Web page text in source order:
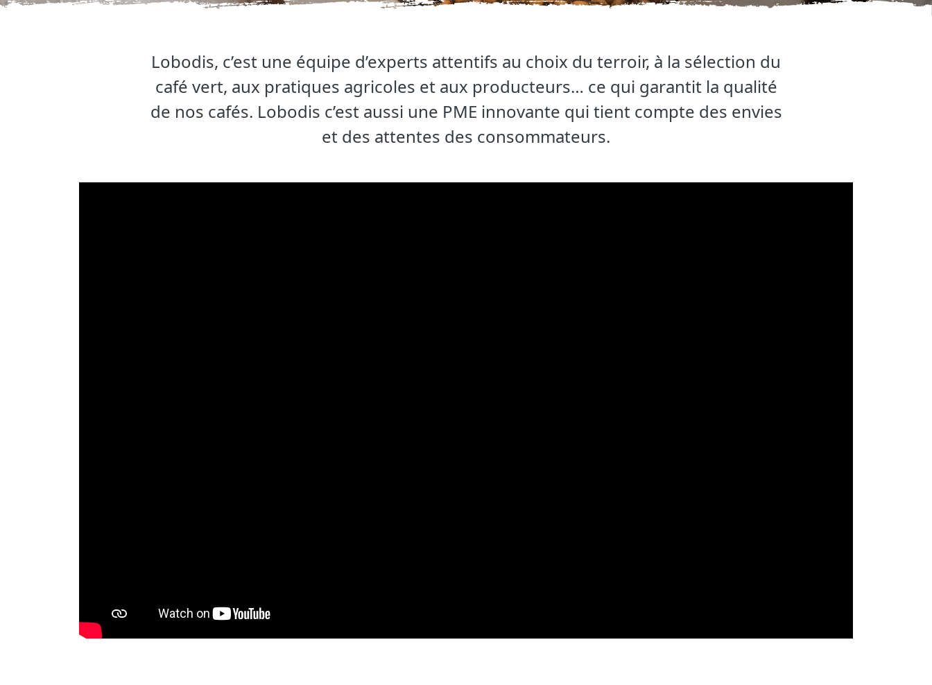
Lobodis, c’est une équipe d’experts attentifs au choix du terroir, à la sélection du
café vert, aux pratiques agricoles et aux producteurs… ce qui garantit la qualité
de nos cafés. Lobodis c’est aussi une PME innovante qui tient compte des envies
et des attentes des consommateurs.